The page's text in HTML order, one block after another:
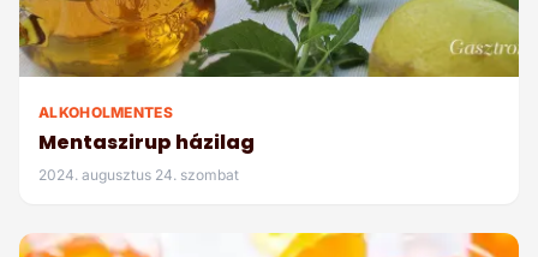
ALKOHOLMENTES
Mentaszirup házilag
2024. augusztus 24. szombat